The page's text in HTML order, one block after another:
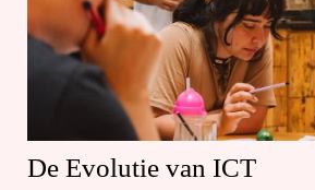
De Evolutie van ICT